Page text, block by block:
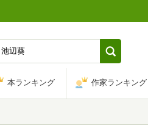
本ランキング 作家ランキング